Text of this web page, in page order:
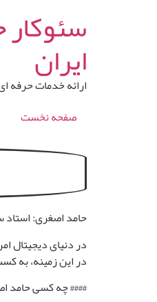
ایران
ارائه خدمات حرفه
صفحه نخست
حامد اصغری: استاد
در این زمینه، به
#### چه کسی حامد